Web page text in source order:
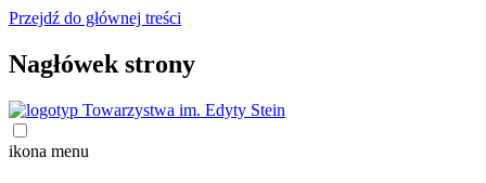
Przejdź do głównej treści
Nagłówek strony
ikona menu